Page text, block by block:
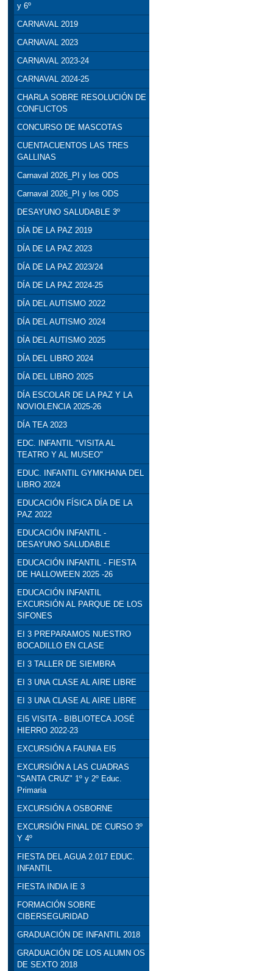
y 6º
CARNAVAL 2019
CARNAVAL 2023
CARNAVAL 2023-24
CARNAVAL 2024-25
CHARLA SOBRE RESOLUCIÓN DE
CONFLICTOS
CONCURSO DE MASCOTAS
CUENTACUENTOS LAS TRES
GALLINAS
Carnaval 2026_PI y los ODS
Carnaval 2026_PI y los ODS
DESAYUNO SALUDABLE 3º
DÍA DE LA PAZ 2019
DÍA DE LA PAZ 2023
DÍA DE LA PAZ 2023/24
DÍA DE LA PAZ 2024-25
DÍA DEL AUTISMO 2022
DÍA DEL AUTISMO 2024
DÍA DEL AUTISMO 2025
DÍA DEL LIBRO 2024
DÍA DEL LIBRO 2025
DÍA ESCOLAR DE LA PAZ Y LA
NOVIOLENCIA 2025-26
DÍA TEA 2023
EDC. INFANTIL "VISITA AL
TEATRO Y AL MUSEO"
EDUC. INFANTIL GYMKHANA DEL
LIBRO 2024
EDUCACIÓN FÍSICA DÍA DE LA
PAZ 2022
EDUCACIÓN INFANTIL -
DESAYUNO SALUDABLE
EDUCACIÓN INFANTIL - FIESTA
DE HALLOWEEN 2025 -26
EDUCACIÓN INFANTIL
EXCURSIÓN AL PARQUE DE LOS
SIFONES
EI 3 PREPARAMOS NUESTRO
BOCADILLO EN CLASE
EI 3 TALLER DE SIEMBRA
EI 3 UNA CLASE AL AIRE LIBRE
EI 3 UNA CLASE AL AIRE LIBRE
EI5 VISITA - BIBLIOTECA JOSÉ
HIERRO 2022-23
EXCURSIÓN A FAUNIA EI5
EXCURSIÓN A LAS CUADRAS
"SANTA CRUZ" 1º y 2º Educ.
Primaria
EXCURSIÓN A OSBORNE
EXCURSIÓN FINAL DE CURSO 3º
Y 4º
FIESTA DEL AGUA 2.017 EDUC.
INFANTIL
FIESTA INDIA IE 3
FORMACIÓN SOBRE
CIBERSEGURIDAD
GRADUACIÓN DE INFANTIL 2018
GRADUACIÓN DE LOS ALUMN OS
DE SEXTO 2018